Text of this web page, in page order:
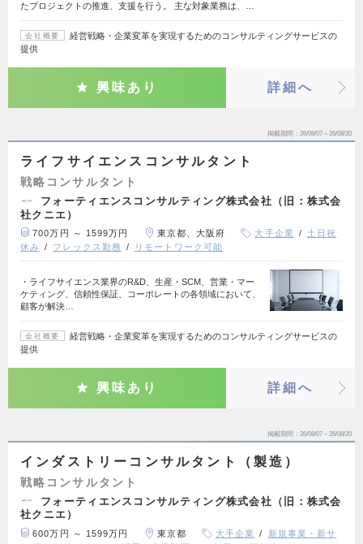
たプロジェクトの推進、支援を行う。 主な対象業務は、…
会社概要
経営戦略・企業変革を実現するためのコンサルティングサービスの
提供
興味あり 詳細へ
掲載期間 26/08/07～26/08/20
ライフサイエンスコンサルタント
戦略コンサルタント
フォーティエンスコンサルティング株式会社（旧：株式会
社クニエ）
700万円 ～ 1599万円 東京都、大阪府 大手企業
土日祝
休み
フレックス勤務 リモートワーク可能
・ライフサイエンス業界のR&D、生産・SCM、営業・マー
ケティング、信頼性保証、コーポレートの各領域において、
顧客が解決…
会社概要
経営戦略・企業変革を実現するためのコンサルティングサービスの
提供
興味あり 詳細へ
掲載期間 26/08/07～26/08/20
インダストリーコンサルタント（製造）
戦略コンサルタント
フォーティエンスコンサルティング株式会社（旧：株式会
社クニエ）
600万円 ～ 1599万円 東京都 大手企業
新規事業・新サ